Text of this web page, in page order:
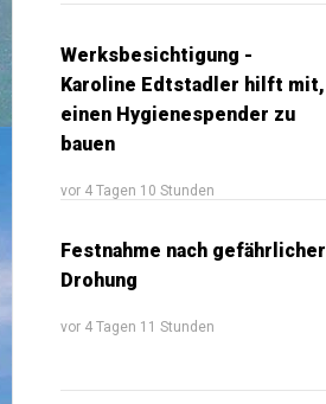
Werksbesichtigung -
Karoline Edtstadler hilft mit,
einen Hygienespender zu
bauen
vor 4 Tagen 10 Stunden
Festnahme nach gefährlicher
Drohung
vor 4 Tagen 11 Stunden